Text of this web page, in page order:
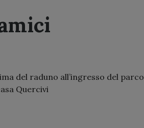
del raduno all’ingresso del parco
Quercivi